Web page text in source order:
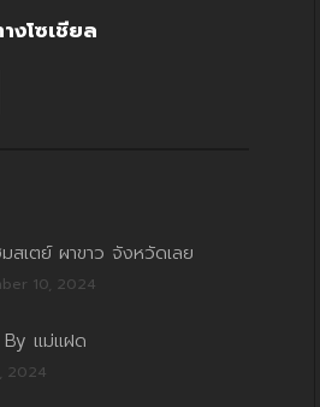
งโซเชียล
สเตย์ ผาขาว จังหวัดเลย
10, 2024
By แม่แฝด
2024